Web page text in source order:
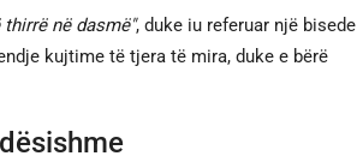
në dasmë", duke iu referuar një bisede
kujtime të tjera të mira, duke e bërë